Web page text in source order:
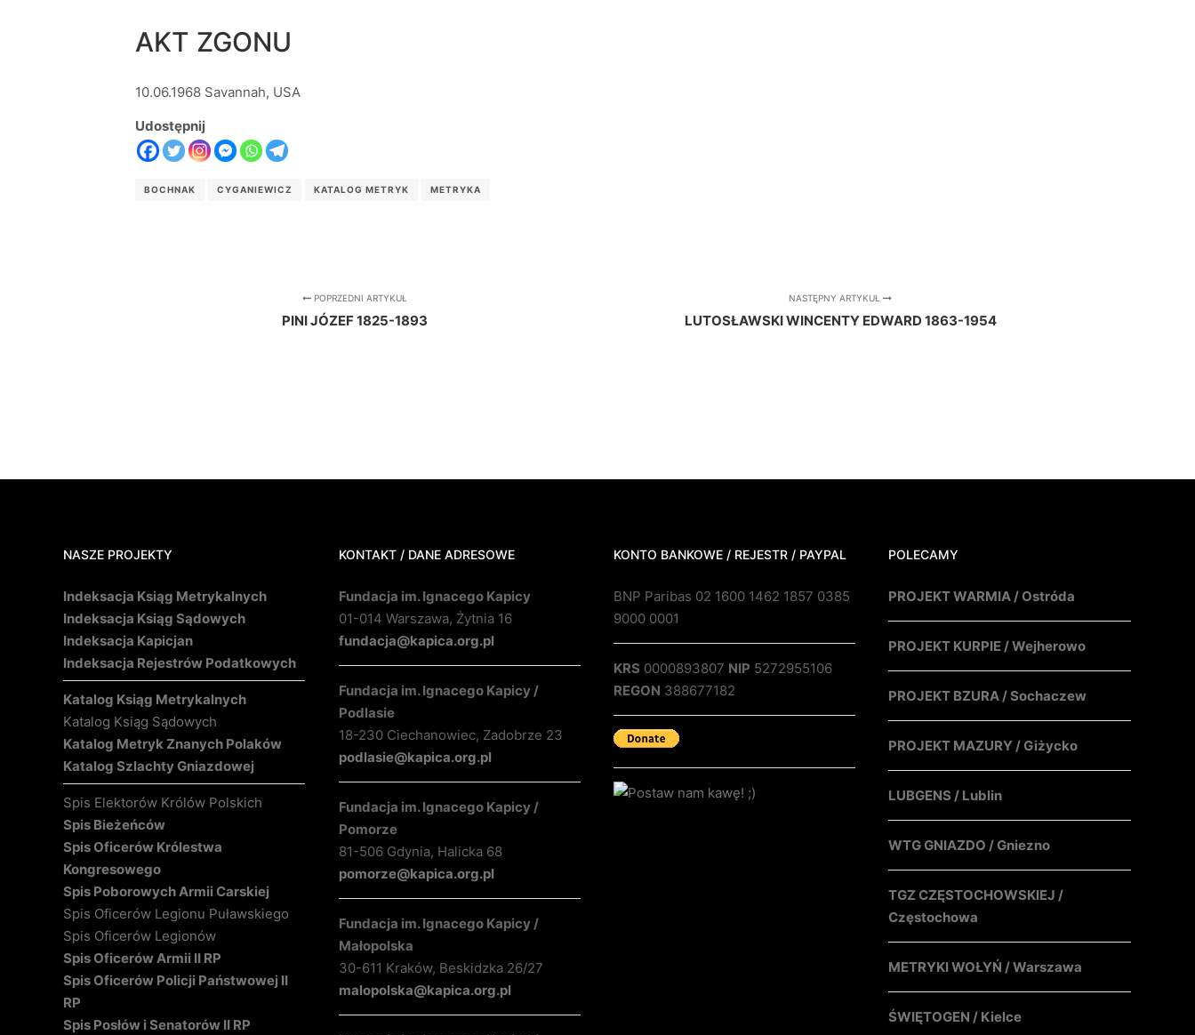
AKT ZGONU
10.06.1968 Savannah, USA
Udostępnij
BOCHNAK CYGANIEWICZ KATALOG METRYK METRYKA
POPRZEDNI ARTYKUŁ
PINI JÓZEF 1825-1893
NASTĘPNY ARTYKUŁ
LUTOSŁAWSKI WINCENTY EDWARD 1863-1954
NASZE PROJEKTY
Indeksacja Ksiąg Metrykalnych
Indeksacja Ksiąg Sądowych
Indeksacja Kapicjan
Indeksacja Rejestrów Podatkowych
Katalog Ksiąg Metrykalnych
Katalog Ksiąg Sądowych
Katalog Metryk Znanych Polaków
Katalog Szlachty Gniazdowej
Spis Elektorów Królów Polskich
Spis Bieżeńców
Spis Oficerów Królestwa
Kongresowego
Spis Poborowych Armii Carskiej
Spis Oficerów Legionu Puławskiego
Spis Oficerów Legionów
Spis Oficerów Armii II RP
Spis Oficerów Policji Państwowej II
RP
Spis Posłów i Senatorów II RP
KONTAKT / DANE ADRESOWE
Fundacja im. Ignacego Kapicy
01-014 Warszawa, Żytnia 16
fundacja@kapica.org.pl
Fundacja im. Ignacego Kapicy /
Podlasie
18-230 Ciechanowiec, Zadobrze 23
podlasie@kapica.org.pl
Fundacja im. Ignacego Kapicy /
Pomorze
81-506 Gdynia, Halicka 68
pomorze@kapica.org.pl
Fundacja im. Ignacego Kapicy /
Małopolska
30-611 Kraków, Beskidzka 26/27
malopolska@kapica.org.pl
KONTO BANKOWE / REJESTR / PAYPAL
BNP Paribas 02 1600 1462 1857 0385
9000 0001
KRS 0000893807 NIP 5272955106
REGON 388677182
POLECAMY
PROJEKT WARMIA / Ostróda
PROJEKT KURPIE / Wejherowo
PROJEKT BZURA / Sochaczew
PROJEKT MAZURY / Giżycko
LUBGENS / Lublin
WTG GNIAZDO / Gniezno
TGZ CZĘSTOCHOWSKIEJ /
Częstochowa
METRYKI WOŁYŃ / Warszawa
ŚWIĘTOGEN / Kielce